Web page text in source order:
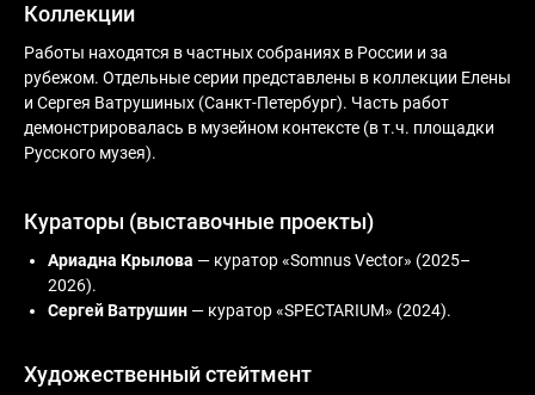
Коллекции
Работы находятся в частных собраниях в России и за
рубежом. Отдельные серии представлены в коллекции Елены
и Сергея Ватрушиных (Санкт-Петербург). Часть работ
демонстрировалась в музейном контексте (в т.ч. площадки
Русского музея).
Кураторы (выставочные проекты)
Ариадна Крылова — куратор «Somnus Vector» (2025–
2026).
Сергей Ватрушин — куратор «SPECTARIUM» (2024).
Художественный стейтмент